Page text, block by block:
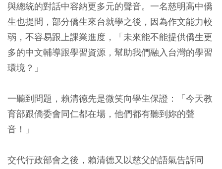
與總統的對話中容納更多元的聲音。一名慈明高中僑
生也提問，部分僑生來台就學之後，因為作文能力較
弱，不容易跟上課業進度，「未來能不能提供僑生更
多的中文輔導跟學習資源，幫助我們融入台灣的學習
環境？」
一聽到問題，賴清德先是微笑向學生保證：「今天教
育部跟僑委會同仁都在場，他們都有聽到妳的聲
音！」
交代行政部會之後，賴清德又以慈父的語氣告訴同